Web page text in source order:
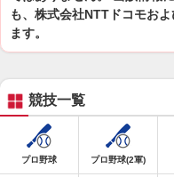
も、株式会社NTTドコモお
ます。
競技一覧
プロ野球 プロ野球(2軍)